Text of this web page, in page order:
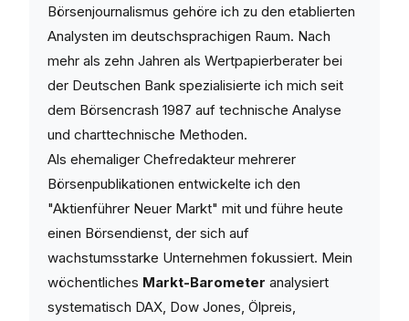
Börsenjournalismus gehöre ich zu den etablierten
Analysten im deutschsprachigen Raum. Nach
mehr als zehn Jahren als Wertpapierberater bei
der Deutschen Bank spezialisierte ich mich seit
dem Börsencrash 1987 auf technische Analyse
und charttechnische Methoden.
Als ehemaliger Chefredakteur mehrerer
Börsenpublikationen entwickelte ich den
"Aktienführer Neuer Markt" mit und führe heute
einen Börsendienst, der sich auf
wachstumsstarke Unternehmen fokussiert. Mein
wöchentliches Markt-Barometer analysiert
systematisch DAX, Dow Jones, Ölpreis,